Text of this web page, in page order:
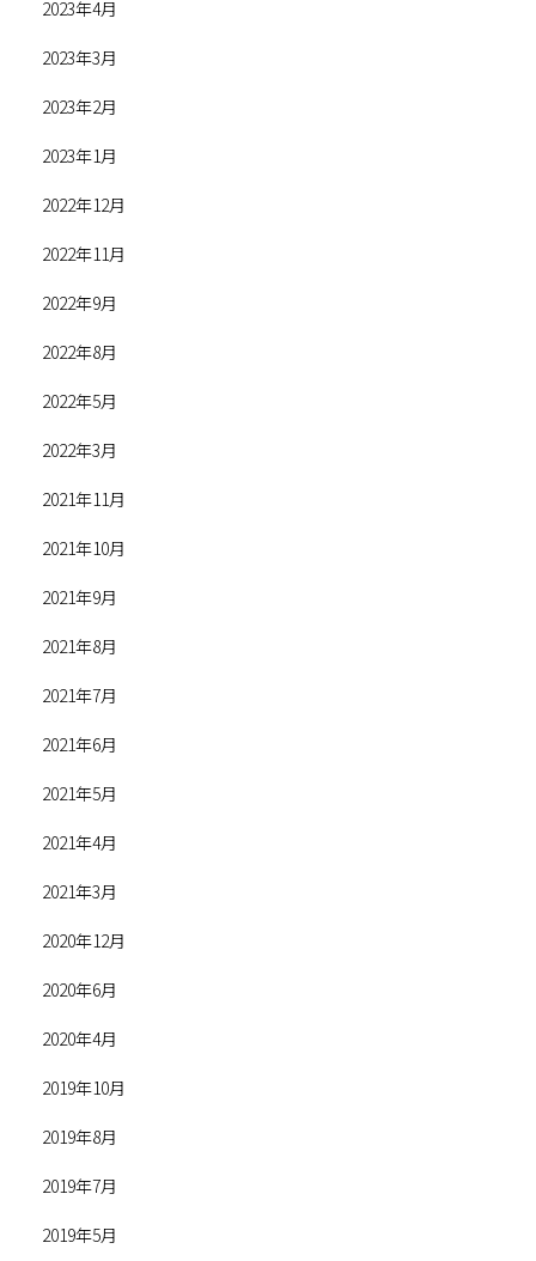
2023年4月
2023年3月
2023年2月
2023年1月
2022年12月
2022年11月
2022年9月
2022年8月
2022年5月
2022年3月
2021年11月
2021年10月
2021年9月
2021年8月
2021年7月
2021年6月
2021年5月
2021年4月
2021年3月
2020年12月
2020年6月
2020年4月
2019年10月
2019年8月
2019年7月
2019年5月